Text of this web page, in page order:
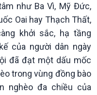
như Ba Vì, Mỹ Đức,
Oai hay Thạch Thất,
khởi sắc, hạ tầng
của người dân ngày
đã đạt một dấu mốc
trong vùng đồng bào
nghèo đa chiều của